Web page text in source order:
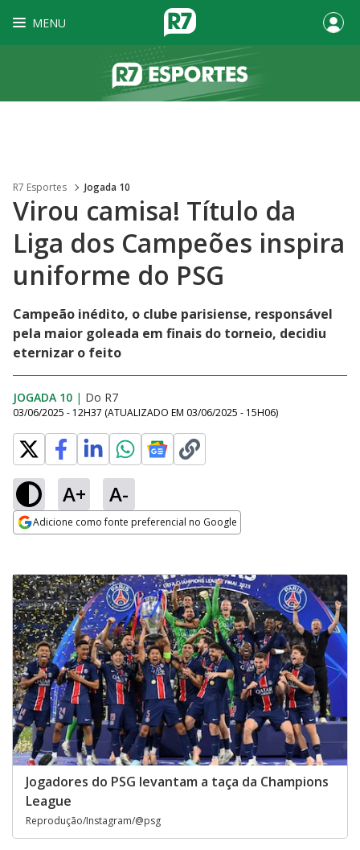
MENU
R7 Esportes Jogada 10
Virou camisa! Título da
Liga dos Campeões inspira
uniforme do PSG
Campeão inédito, o clube parisiense, responsável
pela maior goleada em finais do torneio, decidiu
eternizar o feito
JOGADA 10 | Do R7
03/06/2025 - 12H37 (ATUALIZADO EM 03/06/2025 - 15H06)
A+ A-
Adicione como fonte preferencial no Google
Jogadores do PSG levantam a taça da Champions
League
Reprodução/Instagram/@psg